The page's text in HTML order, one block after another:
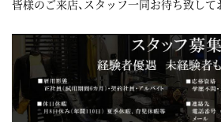
皆様のご来店、スタッフ一同お待ち致して